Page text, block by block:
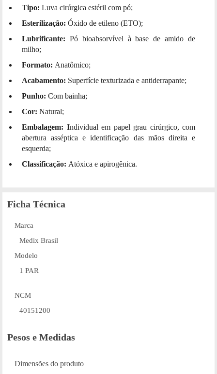
Tipo: Luva cirúrgica estéril com pó;
Esterilização: Óxido de etileno (ETO);
Lubrificante: Pó bioabsorvível à base de amido de
milho;
Formato: Anatômico;
Acabamento: Superfície texturizada e antiderrapante;
Punho: Com bainha;
Cor: Natural;
Embalagem: Individual em papel grau cirúrgico, com
abertura asséptica e identificação das mãos direita e
esquerda;
Classificação: Atóxica e apirogênica.
Ficha Técnica
Marca
Medix Brasil
Modelo
1 PAR
NCM
40151200
Pesos e Medidas
Dimensões do produto